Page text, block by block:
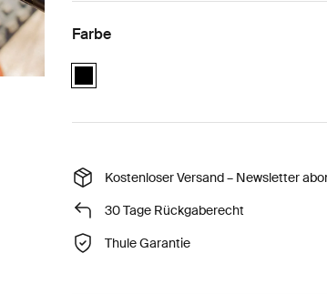
Farbe
Kostenloser Versand – Newsletter
30 Tage Rückgaberecht
Thule Garantie